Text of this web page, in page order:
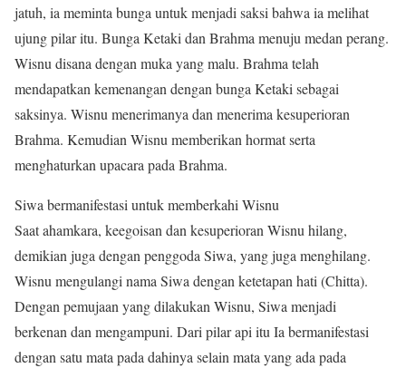
jatuh, ia meminta bunga untuk menjadi saksi bahwa ia melihat
ujung pilar itu. Bunga Ketaki dan Brahma menuju medan perang.
Wisnu disana dengan muka yang malu. Brahma telah
mendapatkan kemenangan dengan bunga Ketaki sebagai
saksinya. Wisnu menerimanya dan menerima kesuperioran
Brahma. Kemudian Wisnu memberikan hormat serta
menghaturkan upacara pada Brahma.
Siwa bermanifestasi untuk memberkahi Wisnu
Saat ahamkara, keegoisan dan kesuperioran Wisnu hilang,
demikian juga dengan penggoda Siwa, yang juga menghilang.
Wisnu mengulangi nama Siwa dengan ketetapan hati (Chitta).
Dengan pemujaan yang dilakukan Wisnu, Siwa menjadi
berkenan dan mengampuni. Dari pilar api itu Ia bermanifestasi
dengan satu mata pada dahinya selain mata yang ada pada